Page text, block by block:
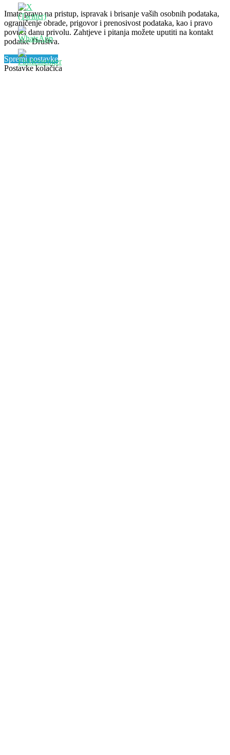
Imate pravo na pristup, ispravak i brisanje vaših osobnih podataka,
ograničenje obrade, prigovor i prenosivost podataka, kao i pravo
povući danu privolu. Zahtjeve i pitanja možete uputiti na kontakt
podatke Društva.
Spremi postavke
Postavke kolačića